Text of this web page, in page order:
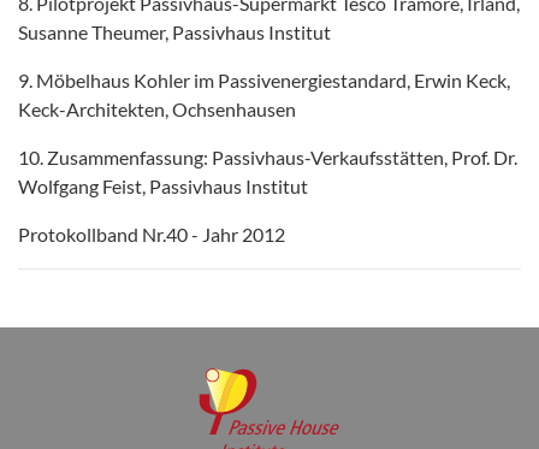
Susanne Theumer, Passivhaus Institut
9. Möbelhaus Kohler im Passivenergiestandard, Erwin Keck,
Keck-Architekten, Ochsenhausen
10. Zusammenfassung: Passivhaus-Verkaufsstätten, Prof. Dr.
Wolfgang Feist, Passivhaus Institut
Protokollband Nr.40 - Jahr 2012